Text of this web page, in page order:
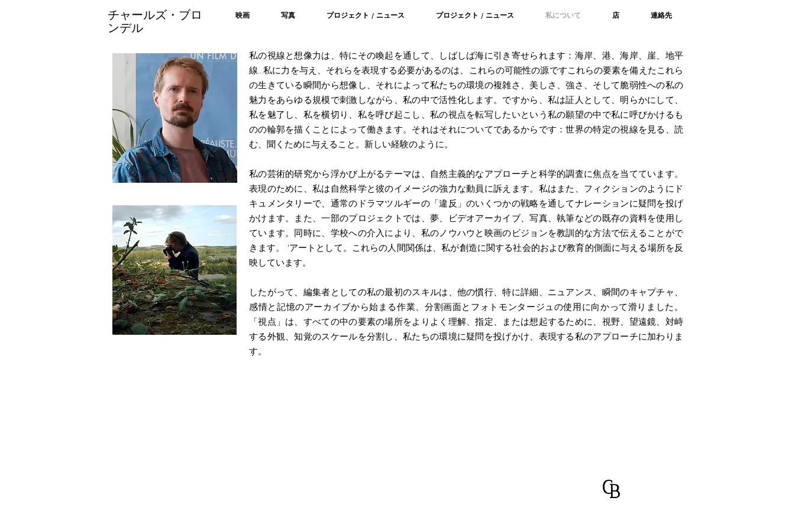
チャールズ・ブロ
ンデル
映画 写真 プロジェクト / ニュース プロジェクト / ニュース 私について 店 連絡先
私の視線と想像力は、特にその喚起を通して、しばしば海に引き寄せられます：海岸、港、海岸、崖、地平
線...私に力を与え、それらを表現する必要があるのは、これらの可能性の源ですこれらの要素を備えたこれら
の生きている瞬間から想像し、それによって私たちの環境の複雑さ、美しさ、強さ、そして脆弱性への私の
魅力をあらゆる規模で刺激しながら、私の中で活性化します。ですから、私は証人として、明らかにして、
私を魅了し、私を横切り、私を呼び起こし、私の視点を転写したいという私の願望の中で私に呼びかけるも
のの輪郭を描くことによって働きます。それはそれについてであるからです：世界の特定の視線を見る、読
む、聞くために与えること。新しい経験のように。
私の芸術的研究から浮かび上がるテーマは、自然主義的なアプローチと科学的調査に焦点を当てています。
表現のために、私は自然科学と彼のイメージの強力な動員に訴えます。私はまた、フィクションのようにド
キュメンタリーで、通常のドラマツルギーの「違反」のいくつかの戦略を通してナレーションに疑問を投げ
かけます。また、一部のプロジェクトでは、夢、ビデオアーカイブ、写真、執筆などの既存の資料を使用し
ています。同時に、学校への介入により、私のノウハウと映画のビジョンを教訓的な方法で伝えることがで
きます。 'アートとして。これらの人間関係は、私が創造に関する社会的および教育的側面に与える場所を反
映しています。
したがって、編集者としての私の最初のスキルは、他の慣行、特に詳細、ニュアンス、瞬間のキャプチャ、
感情と記憶のアーカイブから始まる作業、分割画面とフォトモンタージュの使用に向かって滑りました。
「視点」は、すべての中の要素の場所をよりよく理解、指定、または想起するために、視野、望遠鏡、対峙
する外観、知覚のスケールを分割し、私たちの環境に疑問を投げかけ、表現する私のアプローチに加わりま
す。